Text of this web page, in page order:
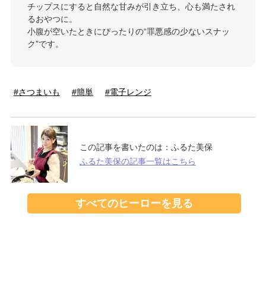
チップスにすると自然な甘みが引き立ち、心も満たされ
るおやつに。
小腹が空いたときにぴったりの“罪悪感の少ないスナッ
ク”です。
さつまいも 簡単 電子レンジ
この記事を書いたのは： ふるた美保
ふるた美保の記事一覧はこちら
すべてのヒーローを見る